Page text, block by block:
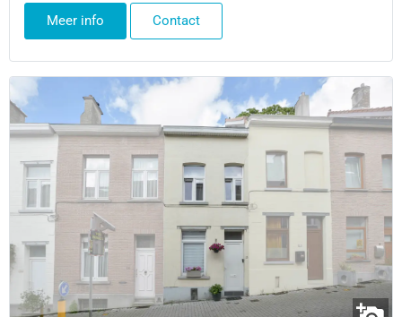
Meer info Contact